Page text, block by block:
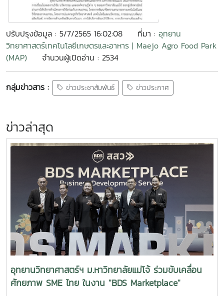
ปรับปรุงข้อมูล : 5/7/2565 16:02:08 ที่มา : อุทยาน
วิทยาศาสตร์เทคโนโลยีเกษตรและอาหาร | Maejo Agro Food Park
(MAP)
จำนวนผู้เปิดอ่าน : 2534
กลุ่มข่าวสาร : ข่าวประชาสัมพันธ์ ข่าวประกาศ
ข่าวล่าสุด
อุทยานวิทยาศาสตร์ฯ ม.หาวิทยาลัยแม่โจ้ ร่วมขับเคลื่อน
ศักยภาพ SME ไทย ในงาน "BDS Marketplace"